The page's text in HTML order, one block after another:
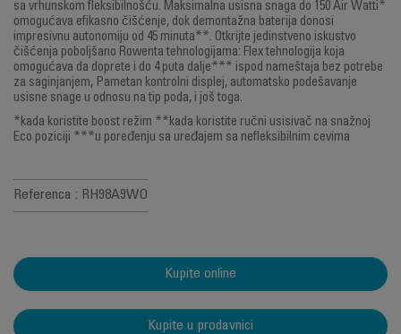
sa vrhunskom fleksibilnošću. Maksimalna usisna snaga do 150 Air Watti*
omogućava efikasno čišćenje, dok demontažna baterija donosi
impresivnu autonomiju od 45 minuta**. Otkrijte jedinstveno iskustvo
čišćenja poboljšano Rowenta tehnologijama: Flex tehnologija koja
omogućava da doprete i do 4 puta dalje*** ispod nameštaja bez potrebe
za saginjanjem, Pametan kontrolni displej, automatsko podešavanje
usisne snage u odnosu na tip poda, i još toga.
*kada koristite boost režim **kada koristite ručni usisivač na snažnoj
Eco poziciji ***u poređenju sa uređajem sa nefleksibilnim cevima
Referenca : RH98A9WO
Kupite online
Kupite u prodavnici